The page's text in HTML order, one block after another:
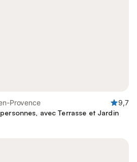
Provence
9,7
avec Terrasse et Jardin